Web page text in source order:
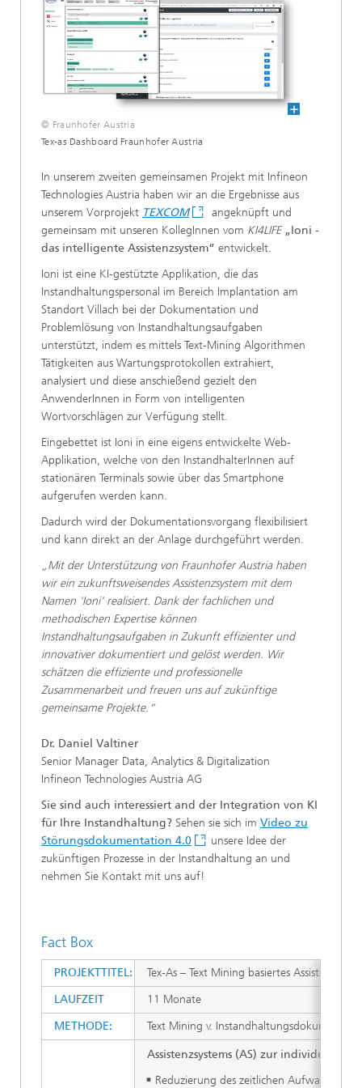
© Fraunhofer Austria
Tex-as Dashboard Fraunhofer Austria
In unserem zweiten gemeinsamen Projekt mit Infineon
Technologies Austria haben wir an die Ergebnisse aus
unserem Vorprojekt TEXCOM
angeknüpft und
gemeinsam mit unseren KollegInnen vom KI4LIFE „Ioni -
das intelligente Assistenzsystem“ entwickelt.
Ioni ist eine KI-gestützte Applikation, die das
Instandhaltungspersonal im Bereich Implantation am
Standort Villach bei der Dokumentation und
Problemlösung von Instandhaltungsaufgaben
unterstützt, indem es mittels Text-Mining Algorithmen
Tätigkeiten aus Wartungsprotokollen extrahiert,
analysiert und diese anschießend gezielt den
AnwenderInnen in Form von intelligenten
Wortvorschlägen zur Verfügung stellt.
Eingebettet ist Ioni in eine eigens entwickelte Web-
Applikation, welche von den InstandhalterInnen auf
stationären Terminals sowie über das Smartphone
aufgerufen werden kann.
Dadurch wird der Dokumentationsvorgang flexibilisiert
und kann direkt an der Anlage durchgeführt werden.
„Mit der Unterstützung von Fraunhofer Austria haben
wir ein zukunftsweisendes Assistenzsystem mit dem
Namen 'Ioni' realisiert. Dank der fachlichen und
methodischen Expertise können
Instandhaltungsaufgaben in Zukunft effizienter und
innovativer dokumentiert und gelöst werden. Wir
schätzen die effiziente und professionelle
Zusammenarbeit und freuen uns auf zukünftige
gemeinsame Projekte.“
Dr. Daniel Valtiner
Senior Manager Data, Analytics & Digitalization
Infineon Technologies Austria AG
Sie sind auch interessiert and der Integration von KI
für Ihre Instandhaltung? Sehen sie sich im Video zu
Störungsdokumentation 4.0
unsere Idee der
zukünftigen Prozesse in der Instandhaltung an und
nehmen Sie Kontakt mit uns auf!
Fact Box
Tex-As – Text Mining basiertes
11 Monate
Text Mining v.
Assistenzsystems (AS) zur
Reduzierung des zeitlichen Aufwands im
PROJEKTTITEL:
LAUFZEIT
METHODE: